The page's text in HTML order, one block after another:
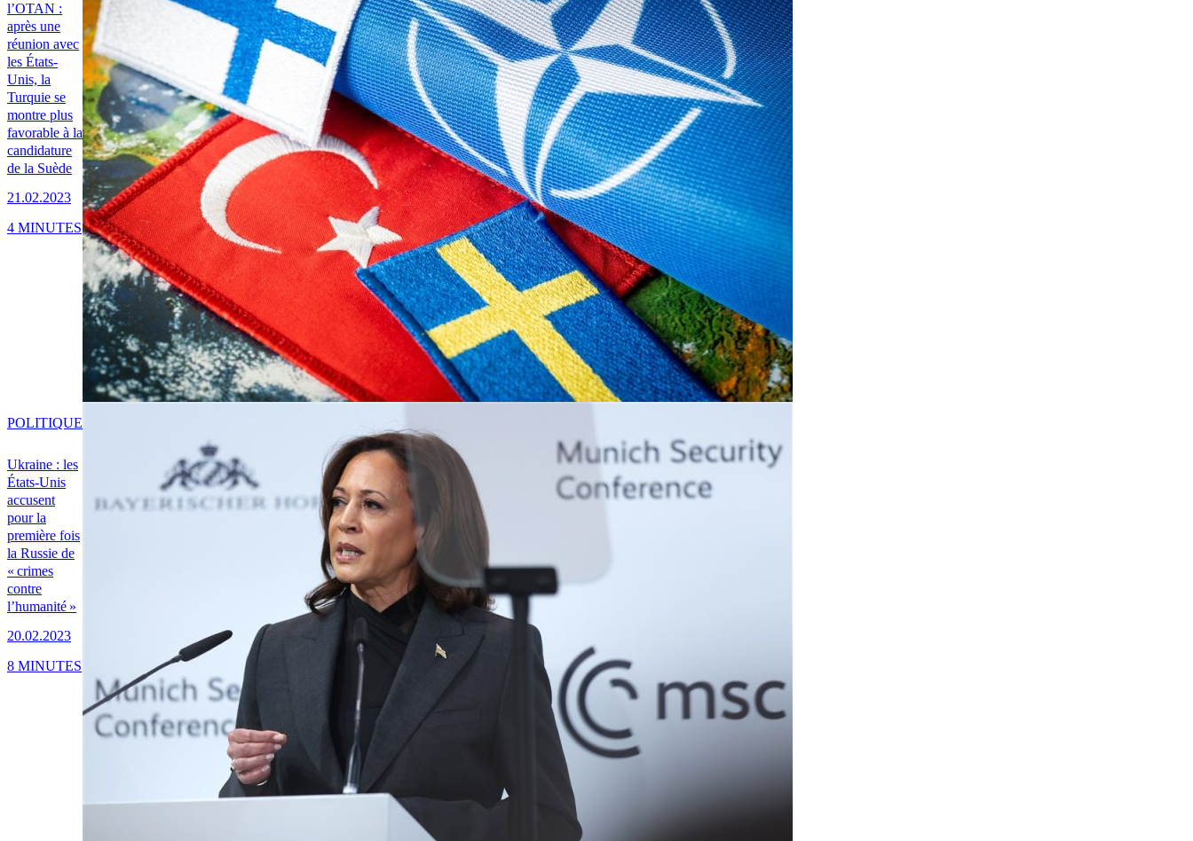
l’OTAN :
après une
réunion avec
les États-
Unis, la
Turquie se
montre plus
favorable à la
candidature
de la Suède
21.02.2023
4 MINUTES
Ukraine : les
États-Unis
accusent
pour la
première fois
la Russie de
« crimes
contre
l’humanité »
20.02.2023
POLITIQUE
8 MINUTES